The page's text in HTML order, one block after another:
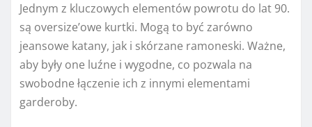
Jednym z kluczowych elementów powrotu do lat 90.
są oversize’owe kurtki. Mogą to być zarówno
jeansowe katany, jak i skórzane ramoneski. Ważne,
aby były one luźne i wygodne, co pozwala na
swobodne łączenie ich z innymi elementami
garderoby.